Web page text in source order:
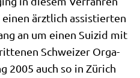
ärzt­lich assi­stier­ten
an um einen Sui­zid mit
Schwei­zer Orga­
2005 auch so in Zürich